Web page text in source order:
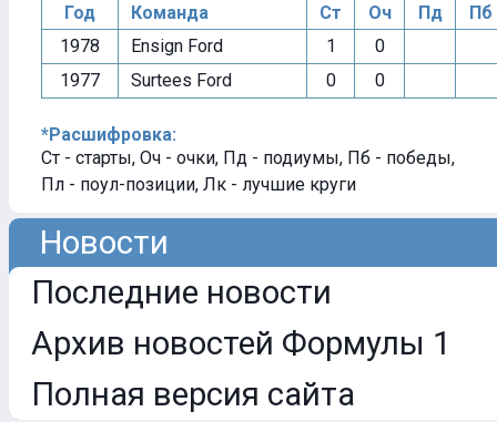
Год Команда Ст Оч Пд
Пб
1978
Ensign Ford 1
0
1977
Surtees Ford 0 0
*Расшифровка:
Ст - старты, Оч - очки, Пд - подиумы, Пб - победы,
Пл - поул-позиции, Лк - лучшие круги
Новости
Последние новости
Архив новостей Формулы 1
Полная версия сайта